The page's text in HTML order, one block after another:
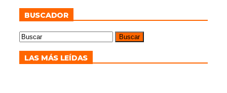
BUSCADOR
LAS MÁS LEÍDAS